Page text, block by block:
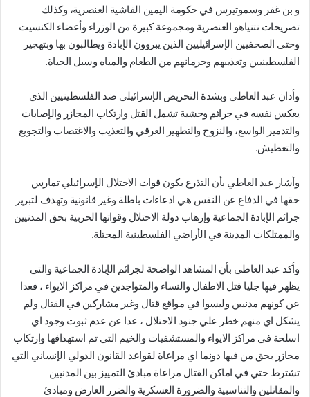
و بن غفر وسموتيرس في حكومة اليمين الفاشية العنصرية، وكذلك
تصريحات نتنياهو العنصرية ومجموعة كبيرة من الوزراء وأعضاء الكنسيت
وحتى الصحفيين الإسرائيليين الذين يبروون الإبادة ويطالبون بها وبتهجير
الفلسطينيين وتعذيبهم وحرمانهم من الطعام والمياه وسبل الحياة.
وأدان عبد العاطي وبشدة التحريض الإسرائيلي ضد الفلسطينيين الذي
يعكس نفسه في جرائم وحشية تشمل القتل وارتكاب المجازر والإصابات
والتدمير الواسع، والنزوح والتطهير العرقي والتعذيب والاغتصاب والتجويع
والتعطيش.
وأشار عبد العاطي بأن التذرع بكون قوات الاحتلال الإسرائيلي تمارس
حقها في الدفاع عن النفس هي ادعاءات باطلة وغير قانونية وتهدف لتبرير
جرائم الإبادة الجماعية وإرهاب دولة الاحتلال وقواتها الحربية بحق المدنيين
والممتلكات المدينة في الأراضي الفلسطينية المحتلة.
وأكد عبد العاطي بأن المشاهد الواضحة لجرائم الإبادة الجماعية والتي
يظهر فيها جليا قتل الاطفال والنساء والمتواجدين في مراكز الايواء ، فعدا
عن كونهم مدنيين وليسوا في مواقع قتال وغير مشاركين في القتال ولم
يشكل اي منهم خطر علي جنود الاحتلال ، عدا عن عدم ثبوت وجود اي
اسلحة في مراكز الايواء والمستشفيات والخيم التي تم استهدافها وارتكاب
مجازر بحق من فيها دونما اي مراعاة لقواعد القانون الدولي الإنساني التي
تشترط حتي في اماكن القتال مراعاة مبادئ التمييز بين المدنيين
والمقاتلين والتناسبية والضرورة العسكرية والضرر العارض ومبادئ